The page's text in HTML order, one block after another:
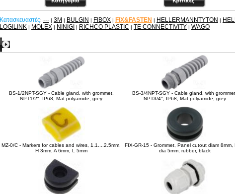
Κατασκευαστές: --- | 3M | BULGIN | FIBOX | FIX&FASTEN | HELLERMANNTYTON |
LOGILINK | MOLEX | NINIGI | RICHCO PLASTIC | TE CONNECTIVITY | WAGO
BS-1/2NPT-SGY - Cable gland, with grommet,
NPT1/2", IP68, Mat polyamide, grey
BS-3/4NPT-SGY - Cable gland, with grommet,
NPT3/4", IP68, Mat polyamide, grey
MZ-0/C - Markers for cables and wires, 1.1....2.5mm,
H 3mm, A 6mm, L 5mm
FIX-GR-15 - Grommet, Panel cutout diam 8mm,
dia 5mm, rubber, black